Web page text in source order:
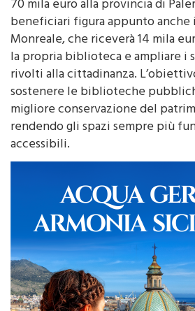
province siciliane, destinando
70 mila euro alla provincia di
beneficiari figura appunto anche
Monreale, che riceverà 14 mila
la propria biblioteca e ampliare i
rivolti alla cittadinanza.
sostenere le biblioteche
migliore conservazione del
rendendo gli spazi sempre più
accessibili.